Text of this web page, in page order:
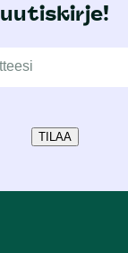
uutiskirje!
TILAA